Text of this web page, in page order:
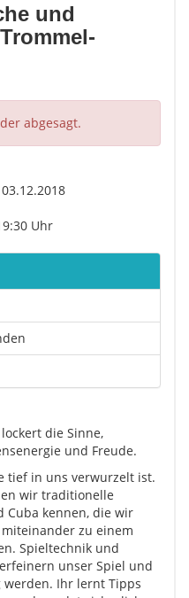
und
abgesagt.
Uhr
die Sinne,
und Freude.
tief in uns verwurzelt ist.
wir traditionelle
Cuba kennen, die wir
zu einem
Spieltechnik und
unser Spiel und
werden. Ihr lernt Tipps